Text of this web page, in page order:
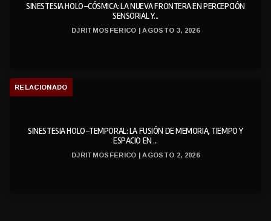
SINESTESIA HOLO-CÓSMICA: LA NUEVA FRONTERA EN PERCEPCIÓN
SENSORIAL Y...
DJRITMOSFERICO | AGOSTO 3, 2026
RELACIONADO
SINESTESIA HOLO-TEMPORAL: LA FUSIÓN DE MEMORIA, TIEMPO Y
ESPACIO EN ...
DJRITMOSFERICO | AGOSTO 2, 2026